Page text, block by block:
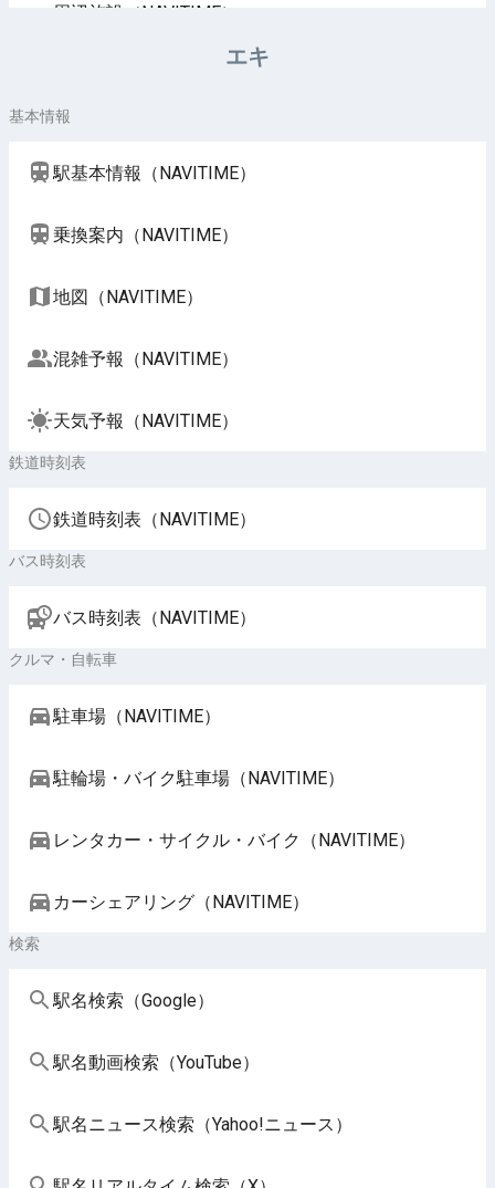
周辺施設（NAVITIME）
エキ
基本情報
駅基本情報（NAVITIME）
乗換案内（NAVITIME）
地図（NAVITIME）
混雑予報（NAVITIME）
天気予報（NAVITIME）
鉄道時刻表
鉄道時刻表（NAVITIME）
バス時刻表
バス時刻表（NAVITIME）
クルマ・自転車
駐車場（NAVITIME）
駐輪場・バイク駐車場（NAVITIME）
レンタカー・サイクル・バイク（NAVITIME）
カーシェアリング（NAVITIME）
検索
駅名検索（Google）
駅名動画検索（YouTube）
駅名ニュース検索（Yahoo!ニュース）